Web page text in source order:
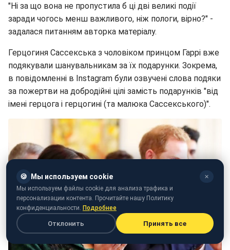
"Ні за що вона не пропустила б ці дві великі події
заради чогось менш важливого, ніж пологи, вірно?" -
задалася питанням авторка матеріалу.
Герцогиня Сассекська з чоловіком принцом Гаррі вже
подякували шанувальникам за їх подарунки. Зокрема,
в повідомленні в Instagram були озвучені слова подяки
за пожертви на добродійні цілі замість подарунків "від
імені герцога і герцогині (та малюка Сассекського)".
🍪 Мы используем cookie ✕
Мы используем файлы cookie для анализа трафика и
персонализации контента. Прочитайте нашу Политику
конфиденциальности. Подробнее
Отклонить Принять все